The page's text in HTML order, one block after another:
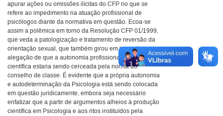
apurar ações ou omissões ilícitas do CFP no que se
refere ao impedimento na atuação profissional de
psicólogos diante da normativa em questão. Ecoa-se
assim a polêmica em torno da Resolução CFP 01/1999,
que veda a patologização e tratamento de reversão da
orientação sexual, que também girou em torno da
alegação de que a autonomia profissional e mesmo
científica estaria sendo cerceada pela norma do
conselho de classe. É evidente que a própria autonomia
e autodeterminação da Psicologia está sendo colocada
em questão juridicamente, embora seja necessário
enfatizar que a partir de argumentos alheios à produção
científica em Psicologia e aos ritos instituídos pela